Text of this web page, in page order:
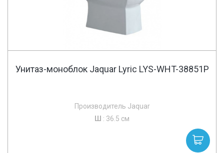
Унитаз-моноблок Jaquar Lyric LYS-WHT-38851P
Производитель Jaquar
Ш : 36.5 см